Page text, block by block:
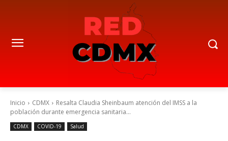
Inicio CDMX
Resalta Claudia Sheinbaum atención del IMSS a la
población durante emergencia sanitaria...
CDMX COVID-19 Salud